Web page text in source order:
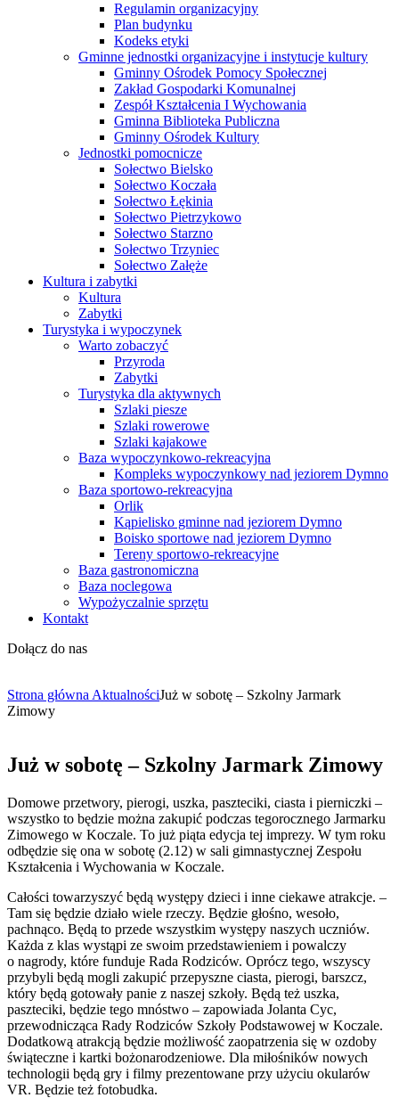
Regulamin organizacyjny
Plan budynku
Kodeks etyki
Gminne jednostki organizacyjne i instytucje kultury
Gminny Ośrodek Pomocy Społecznej
Zakład Gospodarki Komunalnej
Zespół Kształcenia I Wychowania
Gminna Biblioteka Publiczna
Gminny Ośrodek Kultury
Jednostki pomocnicze
Sołectwo Bielsko
Sołectwo Koczała
Sołectwo Łękinia
Sołectwo Pietrzykowo
Sołectwo Starzno
Sołectwo Trzyniec
Sołectwo Załęże
Kultura i zabytki
Kultura
Zabytki
Turystyka i wypoczynek
Warto zobaczyć
Przyroda
Zabytki
Turystyka dla aktywnych
Szlaki piesze
Szlaki rowerowe
Szlaki kajakowe
Baza wypoczynkowo-rekreacyjna
Kompleks wypoczynkowy nad jeziorem Dymno
Baza sportowo-rekreacyjna
Orlik
Kąpielisko gminne nad jeziorem Dymno
Boisko sportowe nad jeziorem Dymno
Tereny sportowo-rekreacyjne
Baza gastronomiczna
Baza noclegowa
Wypożyczalnie sprzętu
Kontakt
Dołącz do nas
Strona główna AktualnościJuż w sobotę – Szkolny Jarmark
Zimowy
Już w sobotę – Szkolny Jarmark Zimowy
Domowe przetwory, pierogi, uszka, paszteciki, ciasta i pierniczki –
wszystko to będzie można zakupić podczas tegorocznego Jarmarku
Zimowego w Koczale. To już piąta edycja tej imprezy. W tym roku
odbędzie się ona w sobotę (2.12) w sali gimnastycznej Zespołu
Kształcenia i Wychowania w Koczale.
Całości towarzyszyć będą występy dzieci i inne ciekawe atrakcje. –
Tam się będzie działo wiele rzeczy. Będzie głośno, wesoło,
pachnąco. Będą to przede wszystkim występy naszych uczniów.
Każda z klas wystąpi ze swoim przedstawieniem i powalczy
o nagrody, które funduje Rada Rodziców. Oprócz tego, wszyscy
przybyli będą mogli zakupić przepyszne ciasta, pierogi, barszcz,
który będą gotowały panie z naszej szkoły. Będą też uszka,
paszteciki, będzie tego mnóstwo – zapowiada Jolanta Cyc,
przewodnicząca Rady Rodziców Szkoły Podstawowej w Koczale.
Dodatkową atrakcją będzie możliwość zaopatrzenia się w ozdoby
świąteczne i kartki bożonarodzeniowe. Dla miłośników nowych
technologii będą gry i filmy prezentowane przy użyciu okularów
VR. Będzie też fotobudka.